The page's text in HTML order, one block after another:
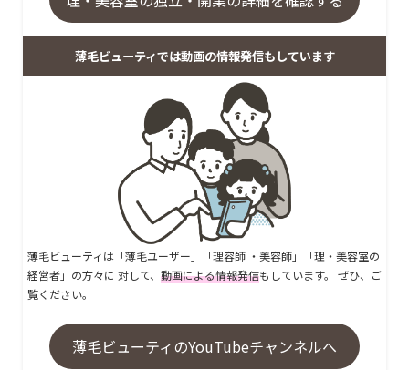
薄毛ビューティでは動画の情報発信もしています
薄毛ビューティは「薄毛ユーザー」「理容師 ・美容師」「理・美容室の
経営者」の方々に 対して、 動画による情報発信もしています。 ぜひ、ご
覧ください。
薄毛ビューティのYouTubeチャンネルへ